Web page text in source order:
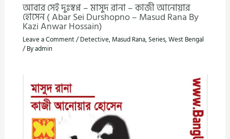
আবার সেই দুঃস্বপ্ন – মাসুদ রানা – কাজী আনোয়ার
হোসেন ( Abar Sei Durshopno – Masud Rana By
Kazi Anwar Hossain)
Leave a Comment/Detective, Masud Rana, Series,West Bengal
/ Byadmin